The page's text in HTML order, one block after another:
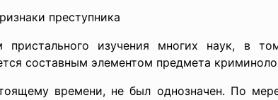
преступника
пристального изучения многих наук, в
составным элементом предмета
времени, не был однозначен. По